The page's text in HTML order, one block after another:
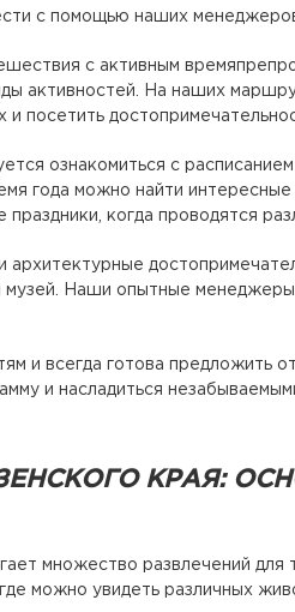
с помощью наших
с активным
активностей. На наших
посетить
ознакомиться с
года можно найти интересные
когда проводятся
музей. Наши опытные
и всегда готова предложить
и насладиться
КРАЯ:
множество развлечений для
можно увидеть различных